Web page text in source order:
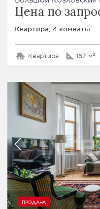
Цена по
Квартира, 4 комнаты
Квартира 167 м²
ПРОДАНА